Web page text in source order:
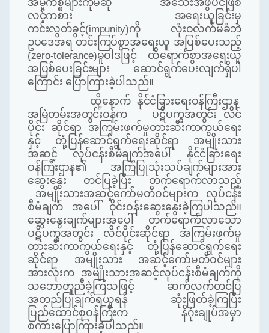
အမှုကိစ္စများကိုမဆို အသေးအဖွဲပင်ဖြစ်
လင့်ကစား အရေးယူခြင်းမှ
ကင်းလွတ်ခွင့်(impunity)ကို လုံးဝလက်မခံဘဲ
ဥပဒေအရ တင်းကြပ်စွာအရေးယူ အပြစ်ပေးသည့်
(zero-tolerance)မူဝါဒဖြင့် ထိရောက်စွာအရေးယူ
အပြစ်ပေးခြင်းများ ဆောင်ရွက်ပေးလျက်ရှိပါ
ကြောင်း ပြောကြားခဲ့ပါသည်။
ထို့နောက် နိုင်ငံခြားရေးဝန်ကြီးဌာန
အမြဲတမ်းအတွင်းဝန်က ပဋိပက္ခအတွင်း လိင်
ပိုင်း ဆိုင်ရာ အကြမ်းဖက်မှုတားဆီးကာကွယ်ရေး
နှင့် တုံ့ပြန်ဆောင်ရွက်ရေးဆိုင်ရာ အမျိုးသား
အဆင့် လုပ်ငန်းစီမံချက်အပေါ် နိုင်ငံခြားရေး
ဝန်ကြီးဌာန၏ အကြံပြုသုံးသပ်ချက်များအား
ဆွေးနွေး တင်ပြခဲ့ပြီး တက်ရောက်လာသည့်
အမျိုးသားအဆင့်ကော်မတီဝင်များက လုပ်ငန်း
စီမံချက် အပေါ် ဝိုင်းဝန်းဆွေးနွေးခဲ့ကြပါသည်။
ဆွေးနွေးချက်များအပေါ် တက်ရောက်လာသော
ပဋိပက္ခအတွင်း လိင်ပိုင်းဆိုင်ရာ အကြမ်းဖက်မှု
တားဆီးကာကွယ်ရေးနှင့် တုံ့ပြန်ဆောင်ရွက်ရေး
ဆိုင်ရာ အမျိုးသား အဆင့်ကော်မတီဝင်များ
အားလုံးက အမျိုးသားအဆင့်လုပ်ငန်းစီမံချက်ကို
သဘောတူညီခဲ့ကြသဖြင့် ဆက်လက်တင်ပြ
အတည်ပြုချက်ရယူရန် ဆုံးဖြတ်ခဲ့ကြပြီး
ပြည်ထောင်စုဝန်ကြီးက နိဂုံးချုပ်အမှာ
စကားပြောကြားခဲ့ပါသည်။